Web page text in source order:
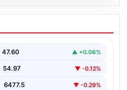
ne zaman
TÜİK mart ayı
47.60 ▲ +0.06%
54.97 ▼ -0.12%
6477.5 ▼ -0.29%